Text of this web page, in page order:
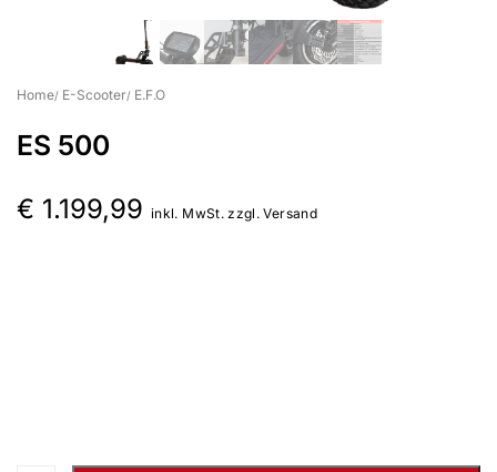
Home E-Scooter E.F.O
ES 500
€ 1.199,99 inkl. MwSt. zzgl. Versand